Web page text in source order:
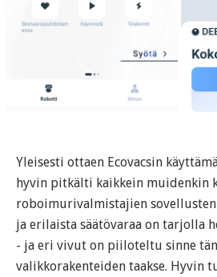
Yleisesti ottaen Ecovacsin
hyvin pitkälti kaikkein muidenkin
roboimurivalmistajien
ja erilaista säätövaraa on tarjolla
- ja eri vivut on piiloteltu sinne
valikkorakenteiden taakse. Hyvin